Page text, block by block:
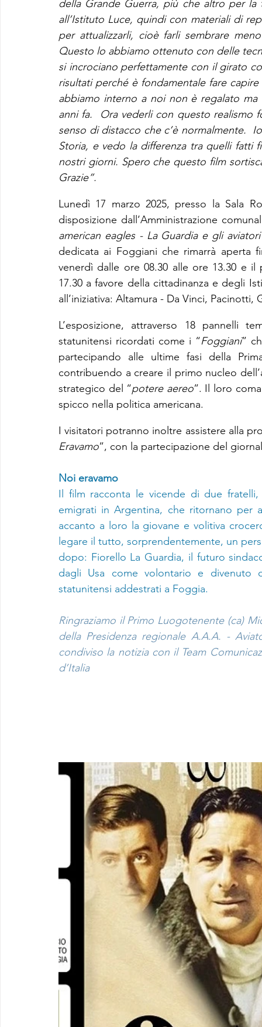
della Grande Guerra, più che altro per
all’Istituto Luce, quindi con materiali di
per attualizzarli, cioè farli sembrare
Questo lo abbiamo ottenuto con delle
si incrociano perfettamente con il girato
risultati perché è fondamentale fare
abbiamo interno a noi non è regalato
anni fa.  Ora vederli con questo
senso di distacco che c’è normalmente.
Storia, e vedo la differenza tra quelli fatti
nostri giorni. Spero che questo film
Grazie”.
Lunedì 17 marzo 2025, presso la Sala
disposizione dall’Amministrazione
american eagles - La Guardia e gli
dedicata ai Foggiani che rimarrà aperta
venerdì dalle ore 08.30 alle ore 13.30 e
17.30 a favore della cittadinanza e degli
all’iniziativa: Altamura - Da Vinci, Pacinotti,
L’esposizione, attraverso 18 pannelli
statunitensi ricordati come i “Foggiani”
partecipando alle ultime fasi della
contribuendo a creare il primo nucleo
strategico del “potere aereo”. Il loro
spicco nella politica americana.
I visitatori potranno inoltre assistere alla
Eravamo”, con la partecipazione del
Noi eravamo
Il film racconta le vicende di due
emigrati in Argentina, che ritornano per
accanto a loro la giovane e volitiva
legare il tutto, sorprendentemente, un
dopo: Fiorello La Guardia, il futuro
dagli Usa come volontario e divenuto
statunitensi addestrati a Foggia.
Ringraziamo il Primo Luogotenente (ca)
della Presidenza regionale A.A.A. -
condiviso la notizia con il Team
d’Italia